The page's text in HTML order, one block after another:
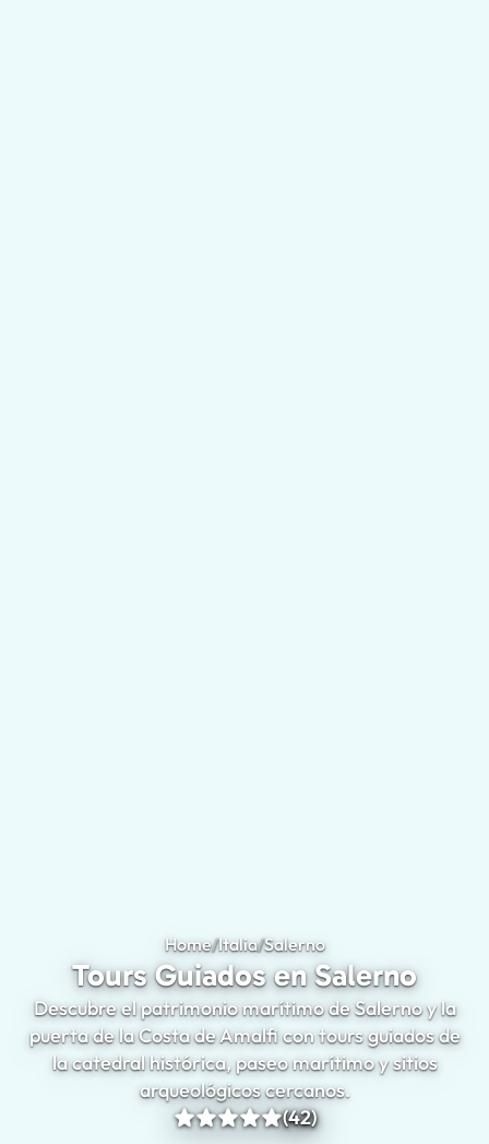
Home/Italia/SalernoTours Guiados en
Tours Guiados en Salerno
Descubre el patrimonio marítimo de Salerno y la
puerta de la Costa de Amalfi con tours guiados de
la catedral histórica, paseo marítimo y sitios
arqueológicos cercanos.
(42)